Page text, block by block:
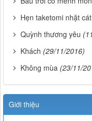
Hẹn taketomi nhặt
Quỳnh thương yêu
Khách (29/11/2016)
Không mùa (23/11/
Giới thiệu